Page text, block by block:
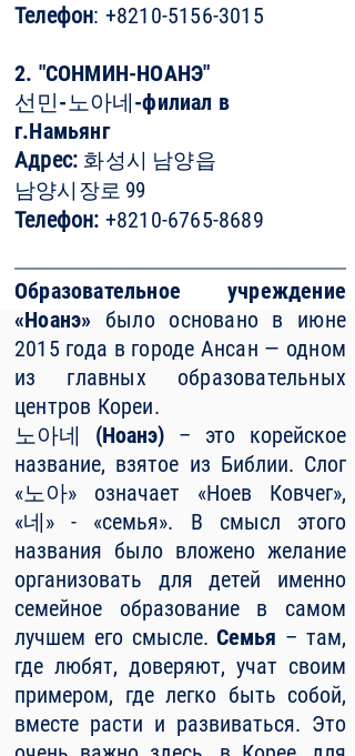
Телефон: +8210-5156-3015
2. "СОНМИН-НОАНЭ"
선민-노아네-филиал в
г.Намьянг
Адрес: 화성시 남양읍
남양시장로 99
Телефон: +8210-6765-8689
Образовательное учреждение
«Ноанэ» было основано в июне
2015 года в городе Ансан — одном
из главных образовательных
центров Кореи.
노아네 (Ноанэ) – это корейское
название, взятое из Библии. Слог
«노아» означает «Ноев Ковчег»,
«네» - «семья». В смысл этого
названия было вложено желание
организовать для детей именно
семейное образование в самом
лучшем его смысле.Семья – там,
где любят, доверяют, учат своим
примером, где легко быть собой,
вместе расти и развиваться. Это